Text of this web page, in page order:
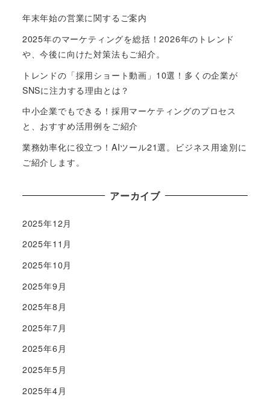
年末年始の営業に関するご案内
2025年のマーケティングを総括！2026年のトレンド
や、今後に向けた対策法もご紹介。
トレンドの「採用ショート動画」10選！多くの企業が
SNSに注力する理由とは？
中小企業でもできる！採用マーケティングのプロセス
と、おすすめ活用例をご紹介
業務効率化に役立つ！AIツール21選。ビジネス用途別に
ご紹介します。
アーカイブ
2025年12月
2025年11月
2025年10月
2025年9月
2025年8月
2025年7月
2025年6月
2025年5月
2025年4月